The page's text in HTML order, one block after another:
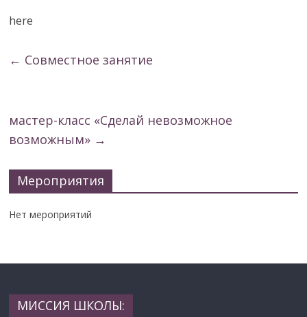
here
← Совместное занятие
мастер-класс «Сделай невозможное
возможным» →
Мероприятия
Нет мероприятий
МИССИЯ ШКОЛЫ: